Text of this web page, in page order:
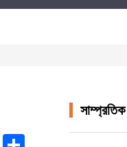
TwitterShare